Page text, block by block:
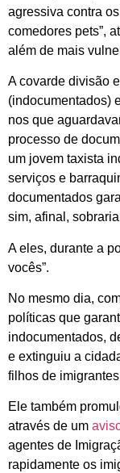
agressiva contra os
comedores pets”,
além de mais
A covarde divisão
(indocumentados)
nos que
processo de
um jovem taxista
serviços e
documentados
sim, afinal,
A eles, durante a
vocês”.
No mesmo dia,
políticas que
indocumentados,
e extinguiu a
filhos de
Ele também
através de um
agentes de
rapidamente os